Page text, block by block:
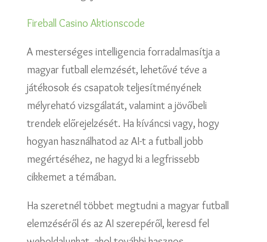
Fireball Casino Aktionscode
A mesterséges intelligencia forradalmasítja a
magyar futball elemzését, lehetővé téve a
játékosok és csapatok teljesítményének
mélyreható vizsgálatát, valamint a jövőbeli
trendek előrejelzését. Ha kíváncsi vagy, hogy
hogyan használhatod az AI-t a futball jobb
megértéséhez, ne hagyd ki a legfrissebb
cikkemet a témában.
Ha szeretnél többet megtudni a magyar futball
elemzéséről és az AI szerepéről, keresd fel